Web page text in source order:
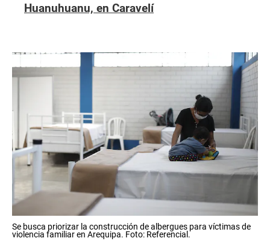
Huanuhuanu, en Caravelí
Se busca priorizar la construcción de albergues para víctimas de
violencia familiar en Arequipa. Foto: Referencial.